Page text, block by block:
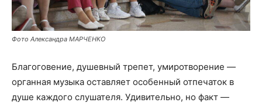
Фото Александра МАРЧЕНКО
Благоговение, душевный трепет, умиротворение —
органная музыка оставляет особенный отпечаток в
душе каждого слушателя. Удивительно, но факт —